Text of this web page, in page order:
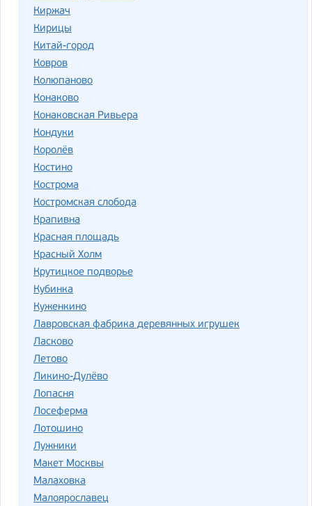
Киржач
Кирицы
Китай-город
Ковров
Колюпаново
Конаково
Конаковская Ривьера
Кондуки
Королёв
Костино
Кострома
Костромская слобода
Крапивна
Красная площадь
Красный Холм
Крутицкое подворье
Кубинка
Куженкино
Лавровская фабрика деревянных игрушек
Ласково
Летово
Ликино-Дулёво
Лопасня
Лосеферма
Лотошино
Лужники
Макет Москвы
Малаховка
Малоярославец